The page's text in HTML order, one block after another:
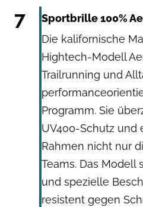
7
Sportbrille 100%
Die kalifornische
Hightech-Modell
Trailrunning und
Programm. Sie
UV400-Schutz und
Rahmen nicht nur
Teams. Das Modell
und spezielle
resistent gegen